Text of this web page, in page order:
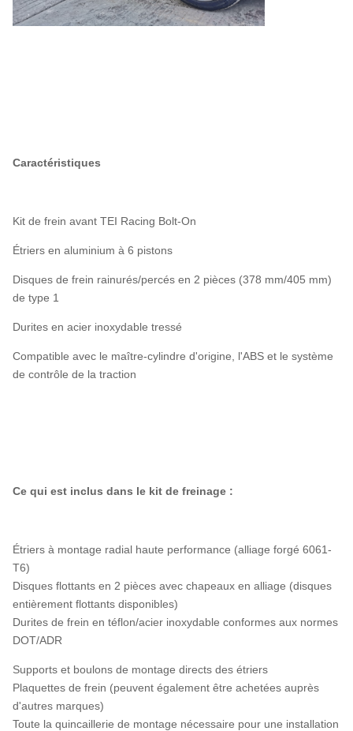
Caractéristiques
Kit de frein avant TEI Racing Bolt-On
Étriers en aluminium à 6 pistons
Disques de frein rainurés/percés en 2 pièces (378 mm/405 mm)
de type 1
Durites en acier inoxydable tressé
Compatible avec le maître-cylindre d'origine, l'ABS et le système
de contrôle de la traction
Ce qui est inclus dans le kit de freinage :
Étriers à montage radial haute performance (alliage forgé 6061-
T6)
Disques flottants en 2 pièces avec chapeaux en alliage (disques
entièrement flottants disponibles)
Durites de frein en téflon/acier inoxydable conformes aux normes
DOT/ADR
Supports et boulons de montage directs des étriers
Plaquettes de frein (peuvent également être achetées auprès
d'autres marques)
Toute la quincaillerie de montage nécessaire pour une installation